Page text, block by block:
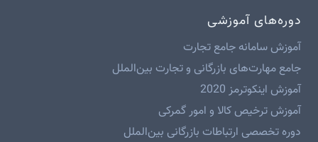
دوره‌های آموزشی
آموزش سامانه جامع تجارت
جامع مهارت‌های بازرگانی و تجارت بین‌الملل
آموزش اینکوترمز 2020
آموزش ترخیص کالا و امور گمرکی
دوره تخصصی ارتباطات بازرگانی بین‌الملل